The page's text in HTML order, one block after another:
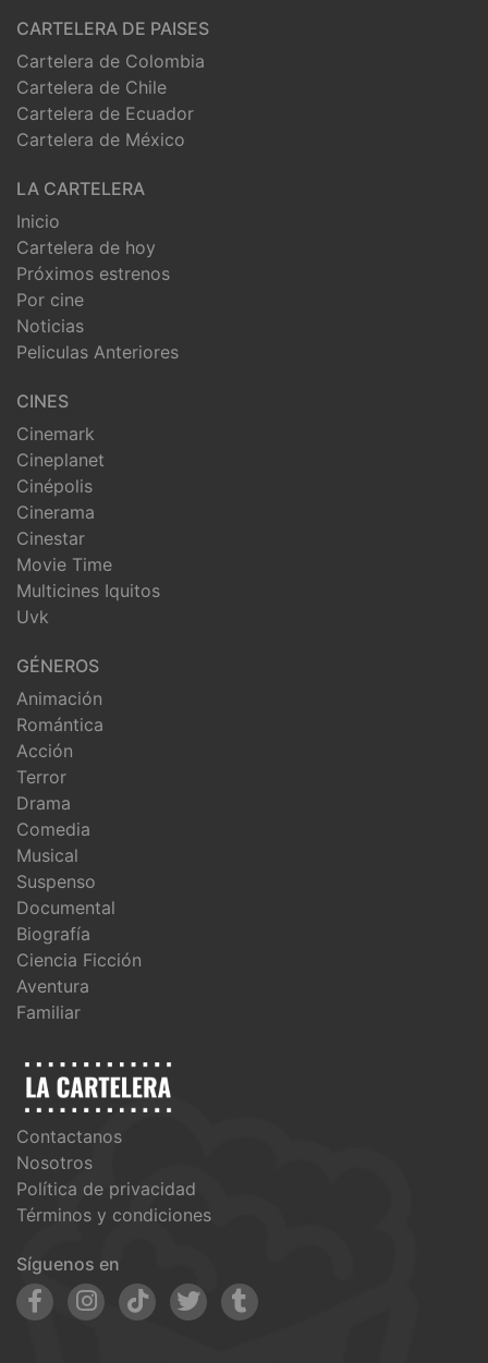
CARTELERA DE PAISES
Cartelera de Colombia
Cartelera de Chile
Cartelera de Ecuador
Cartelera de México
LA CARTELERA
Inicio
Cartelera de hoy
Próximos estrenos
Por cine
Noticias
Peliculas Anteriores
CINES
Cinemark
Cineplanet
Cinépolis
Cinerama
Cinestar
Movie Time
Multicines Iquitos
Uvk
GÉNEROS
Animación
Romántica
Acción
Terror
Drama
Comedia
Musical
Suspenso
Documental
Biografía
Ciencia Ficción
Aventura
Familiar
Contactanos
Nosotros
Política de privacidad
Términos y condiciones
Síguenos en